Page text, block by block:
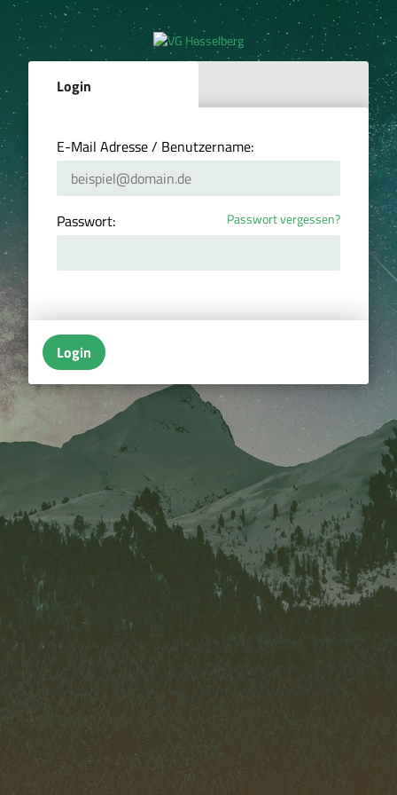
Login
E-Mail Adresse / Benutzername:
Passwort: Passwort vergessen?
Login